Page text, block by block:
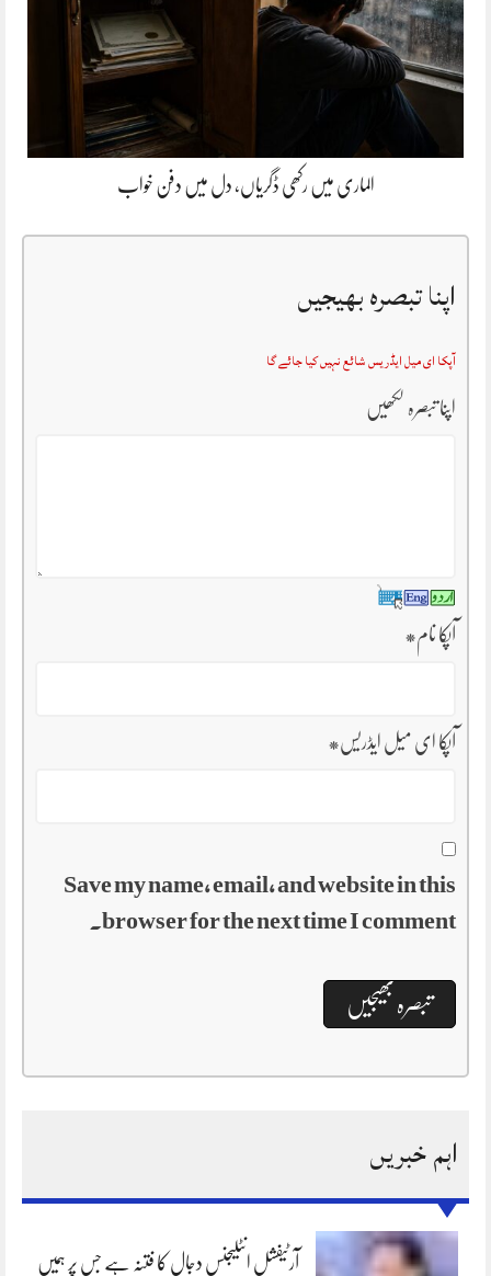
الماری میں رکھی ڈگریاں، دل میں دفن خواب
اپنا تبصرہ بھیجیں
آپکا ای میل ایڈریس شائع نہیں کیا جائے گا
اپنا تبصرہ لکھیں
آپکا نام*
آپکا ای میل ایڈریس*
Save my name, email, and website in this
browser for the next time I comment.
اہم خبریں
آرٹیفشل انٹلیجنس دجال کا فتنہ ہے جس پر ہمیں